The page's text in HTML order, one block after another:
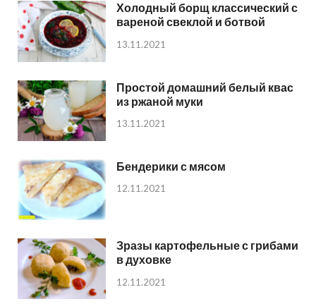
Холодный борщ классический с
вареной свеклой и ботвой
13.11.2021
Простой домашний белый квас
из ржаной муки
13.11.2021
Бендерики с мясом
12.11.2021
Зразы картофельные с грибами
в духовке
12.11.2021